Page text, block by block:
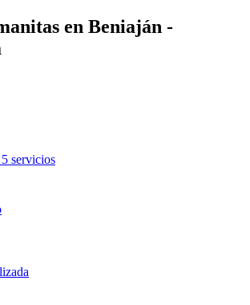
en Beniaján -
5 servicios